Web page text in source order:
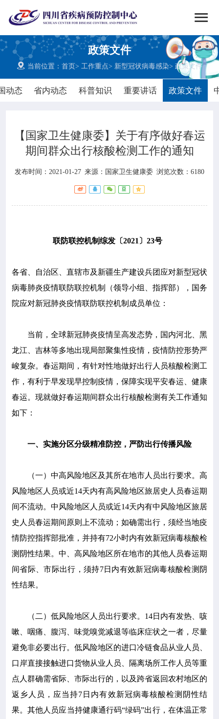

政策文件
 当前位置：首页>工作重点> 新型冠状病毒感染>政策文件
动态 省内动态 科普知识 重要讲话 政策文件

网站首页
中心概况 
新闻动态 
工作重点 
科普园地 
在线互动 
政务公开 
【国家卫生健康委】关于有序做好春运
期间群众出行核酸检测工作的通知
发布时间：2021-01-27 来源： 国家卫生健康委 浏览次数：6180
联防联控机制综发〔2021〕23号
各省、自治区、直辖市及新疆生产建设兵团应对新型冠状
病毒肺炎疫情联防联控机制（领导小组、指挥部），国务
院应对新冠肺炎疫情联防联控机制成员单位：
当前，全球新冠肺炎疫情呈高发态势，国内河北、黑
龙江、吉林等多地出现局部聚集性疫情，疫情防控形势严
峻复杂。春运期间，有针对性地做好出行人员核酸检测工
作，有利于早发现早控制疫情，保障实现平安春运、健康
春运。现就做好春运期间群众出行核酸检测有关工作通知
如下：
一、实施分区分级精准防控，严防出行传播风险
（一）中高风险地区及其所在地市人员出行要求。高
风险地区人员或近14天内有高风险地区旅居史人员春运期
间不流动。中风险地区人员或近14天内有中风险地区旅居
史人员春运期间原则上不流动；如确需出行，须经当地疫
情防控指挥部批准，并持有72小时内有效新冠病毒核酸检
测阴性结果。中、高风险地区所在地市的其他人员春运期
间省际、市际出行，须持7日内有效新冠病毒核酸检测阴
性结果。
（二）低风险地区人员出行要求。14日内有发热、咳
嗽、咽痛、腹泻、味觉嗅觉减退等临床症状之一者，尽量
避免非必要出行。低风险地区的进口冷链食品从业人员、
口岸直接接触进口货物从业人员、隔离场所工作人员等重
点人群确需省际、市际出行的，以及跨省返回农村地区的
返乡人员，应当持7日内有效新冠病毒核酸检测阴性结
果。其他人员应当持健康通行码“绿码”出行，在体温正常